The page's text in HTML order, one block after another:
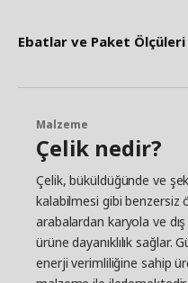
Ebatlar ve Paket Ölçüleri
Malzeme
Çelik nedir?
Çelik, büküldüğünde ve
kalabilmesi gibi benzersiz
arabalardan karyola ve
ürüne dayanıklılık sağlar.
enerji verimliliğine sahip